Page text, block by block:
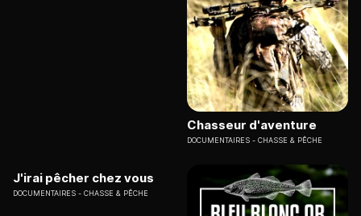
Chasseur d'aventure
DOCUMENTAIRES CHASSE & PÊCHE
J'irai pêcher chez vous
DOCUMENTAIRES CHASSE & PÊCHE